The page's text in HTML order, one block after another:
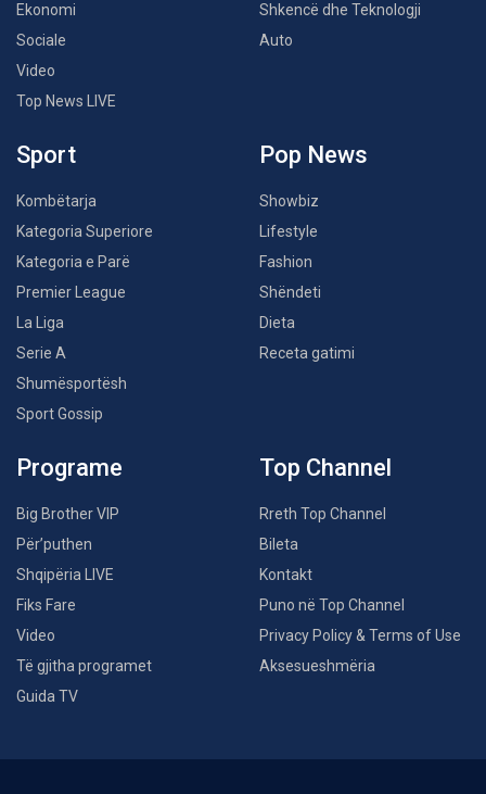
Ekonomi
Sociale
Video
Top News LIVE
Shkencë dhe Teknologji
Auto
Sport
Kombëtarja
Kategoria Superiore
Kategoria e Parë
Premier League
La Liga
Serie A
Shumësportësh
Sport Gossip
Pop News
Showbiz
Lifestyle
Fashion
Shëndeti
Dieta
Receta gatimi
Programe
Big Brother VIP
Për’puthen
Shqipëria LIVE
Fiks Fare
Video
Të gjitha programet
Guida TV
Top Channel
Rreth Top Channel
Bileta
Kontakt
Puno në Top Channel
Privacy Policy & Terms of Use
Aksesueshmëria